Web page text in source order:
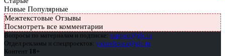
Новые Популярные
Межтекстовые Отзывы
Посмотреть все комментарии
Вопросы по материалам и подписке: support@glc.ru
Отдел рекламы и спецпроектов: yakovleva.a@glc.ru
Контент 18+